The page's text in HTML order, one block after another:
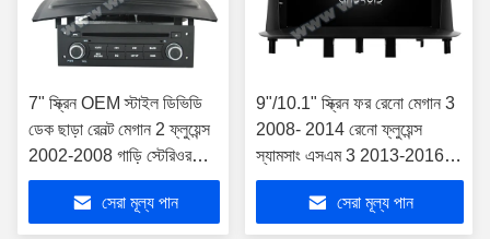
7" স্ক্রিন OEM স্টাইল ডিভিডি
ডেক ছাড়া রেনল্ট মেগান 2 ফ্লুয়েন্স
2002-2008 গাড়ি স্টেরিওর
জন্য
সেরা মূল্য পান
9"/10.1" স্ক্রিন ফর রেনো মেগান 3
2008- 2014 রেনো ফ্লুয়েন্স
স্যামসাং এসএম 3 2013-2016
কার স্টেরিও
সেরা মূল্য পান